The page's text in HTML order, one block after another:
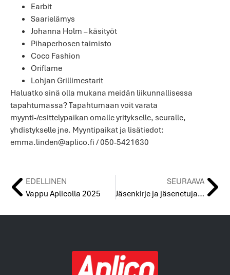
Earbit
Saarielämys
Johanna Holm – käsityöt
Pihaperhosen taimisto
Coco Fashion
Oriflame
Lohjan Grillimestarit
Haluatko sinä olla mukana meidän liikunnallisessa
tapahtumassa? Tapahtumaan voit varata
myynti-/esittelypaikan omalle yritykselle, seuralle,
yhdistykselle jne. Myyntipaikat ja lisätiedot:
emma.linden@aplico.fi / 050-5421630
EDELLINEN
Vappu Aplicolla 2025
SEURAAVA
Jäsenkirje ja jäsenetuja 5/2025